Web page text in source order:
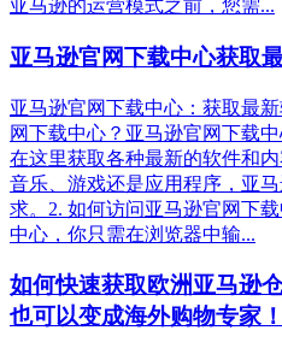
亚马逊的运营模式之前，您需...
亚马逊官网下载中心获取
亚马逊官网下载中心：获取最
网下载中心？亚马逊官网下载
在这里获取各种最新的软件和
音乐、游戏还是应用程序，亚
求。2. 如何访问亚马逊官网下
中心，你只需在浏览器中输...
如何快速获取欧洲亚马逊
也可以变成海外购物专家！